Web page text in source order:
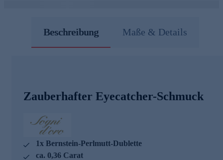
Beschreibung Maße & Details
Zauberhafter Eyecatcher-Schmuck
1x Bernstein-Perlmutt-Dublette
ca. 0,36 Carat